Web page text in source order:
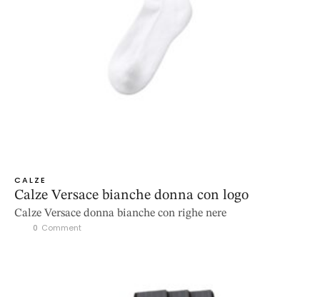
CALZE
Calze Versace bianche donna con logo
Calze Versace donna bianche con righe nere
0 Comment